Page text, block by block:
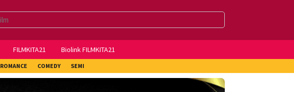
FILMKITA21 Biolink FILMKITA21
ROMANCE COMEDY SEMI